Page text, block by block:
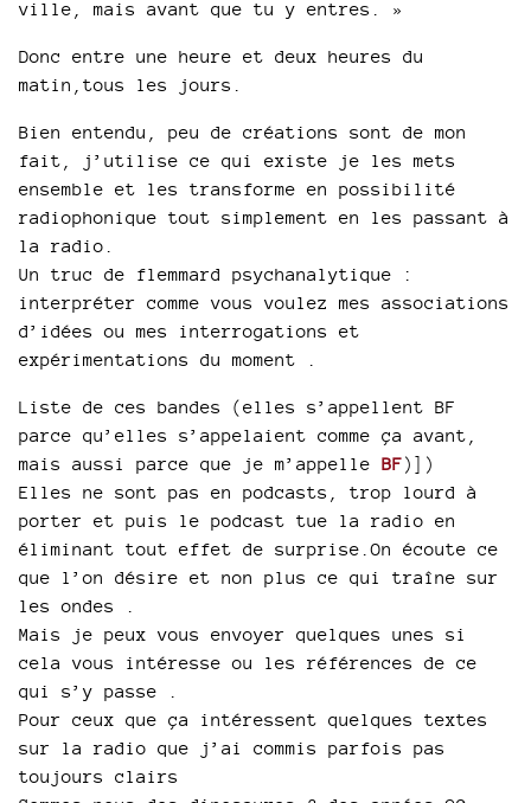
ville, mais avant que tu y entres. »
Donc entre une heure et deux heures du
matin,tous les jours.
Bien entendu, peu de créations sont de mon
fait, j’utilise ce qui existe je les mets
ensemble et les transforme en possibilité
radiophonique tout simplement en les passant à
la radio.
Un truc de flemmard psychanalytique :
interpréter comme vous voulez mes associations
d’idées ou mes interrogations et
expérimentations du moment .
Liste de ces bandes (elles s’appellent BF
parce qu’elles s’appelaient comme ça avant,
mais aussi parce que je m’appelle BF)])
Elles ne sont pas en podcasts, trop lourd à
porter et puis le podcast tue la radio en
éliminant tout effet de surprise.On écoute ce
que l’on désire et non plus ce qui traîne sur
les ondes .
Mais je peux vous envoyer quelques unes si
cela vous intéresse ou les références de ce
qui s’y passe .
Pour ceux que ça intéressent quelques textes
sur la radio que j’ai commis parfois pas
toujours clairs